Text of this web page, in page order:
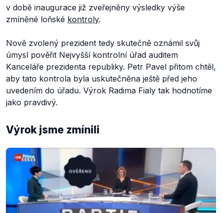
v době inaugurace již zveřejněny výsledky výše
zmíněné loňské kontroly.
Nově zvolený prezident tedy skutečně oznámil svůj
úmysl pověřit Nejvyšší kontrolní úřad auditem
Kanceláře prezidenta republiky. Petr Pavel přitom chtěl,
aby tato kontrola byla uskutečněna ještě před jeho
uvedením do úřadu. Výrok Radima Fialy tak hodnotíme
jako pravdivý.
Výrok jsme zmínili